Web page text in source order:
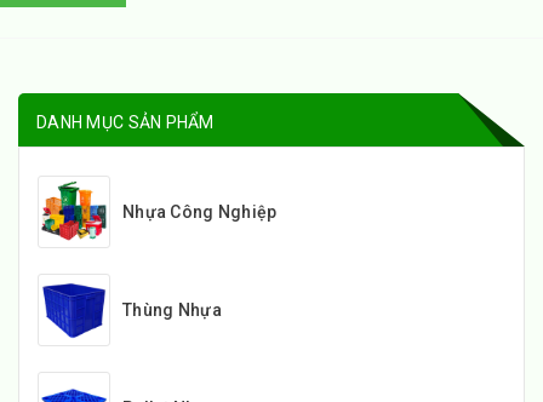
DANH MỤC SẢN PHẨM
Nhựa Công Nghiệp
Thùng Nhựa